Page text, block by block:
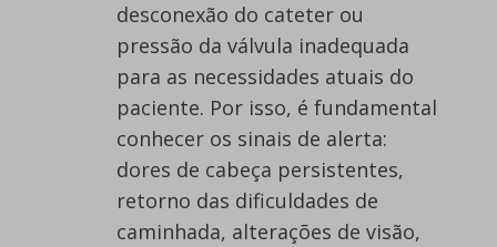
desconexão do cateter ou
pressão da válvula inadequada
para as necessidades atuais do
paciente. Por isso, é fundamental
conhecer os sinais de alerta:
dores de cabeça persistentes,
retorno das dificuldades de
caminhada, alterações de visão,